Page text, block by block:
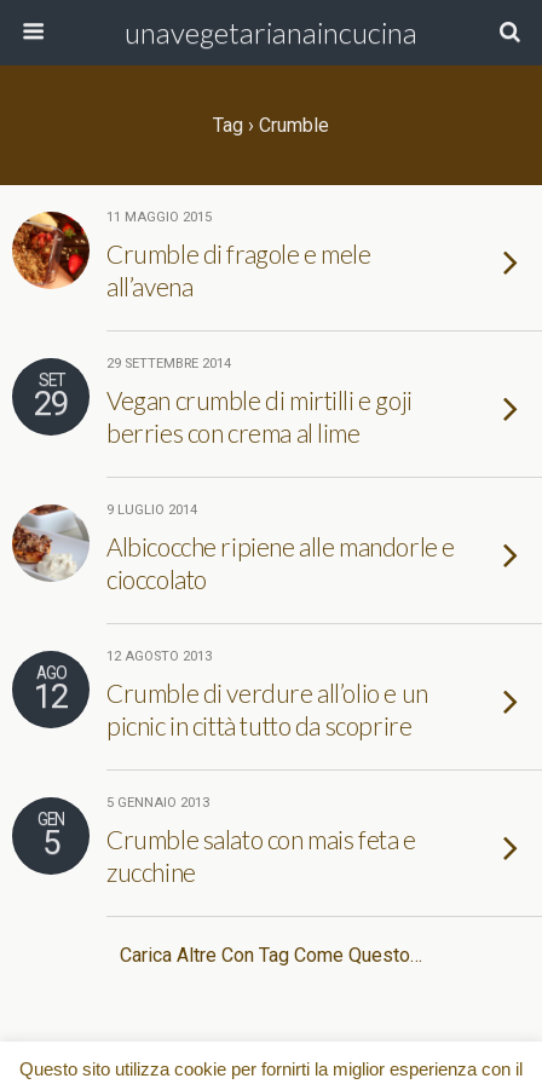
unavegetarianaincucina
Tag › Crumble
11 MAGGIO 2015
Crumble di fragole e mele
all’avena
SET
29
29 SETTEMBRE 2014
Vegan crumble di mirtilli e goji
berries con crema al lime
9 LUGLIO 2014
Albicocche ripiene alle mandorle e
cioccolato
AGO
12
12 AGOSTO 2013
Crumble di verdure all’olio e un
picnic in città tutto da scoprire
GEN
5
5 GENNAIO 2013
Crumble salato con mais feta e
zucchine
Carica Altre Con Tag Come Questo…
Torna su
Questo sito utilizza cookie per fornirti la miglior esperienza con il